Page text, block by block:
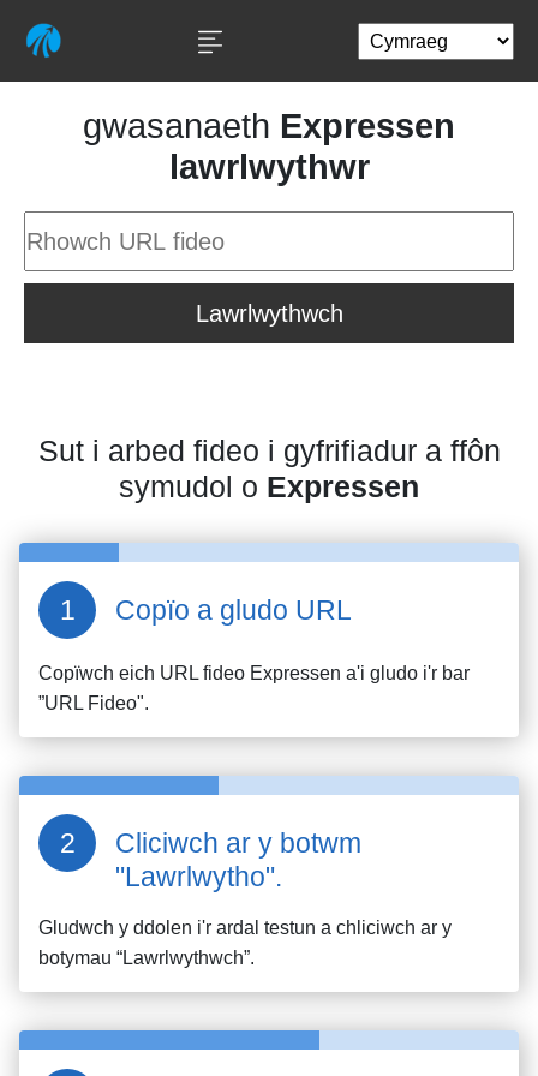
gwasanaeth Expressen
lawrlwythwr
Lawrlwythwch
Sut i arbed fideo i gyfrifiadur a ffôn
symudol o Expressen
Copïo a gludo URL
Copïwch eich URL fideo Expressen a'i gludo i'r bar
”URL Fideo".
Cliciwch ar y botwm
"Lawrlwytho".
Gludwch y ddolen i'r ardal testun a chliciwch ar y
botymau “Lawrlwythwch”.